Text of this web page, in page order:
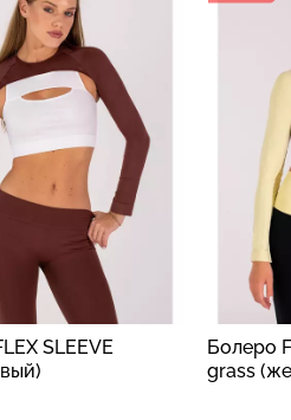
SLEEVE
Болеро
grass
с
Giulia
Велосипедки
талией
549 грн.